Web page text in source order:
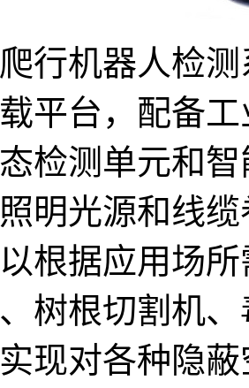
行机器人检
平台，配备
检测单元和
明光源和线
根据应用场
树根切割机
现对各种隐